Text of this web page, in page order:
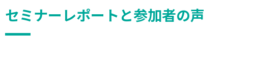
セミナーレポートと参加者の声